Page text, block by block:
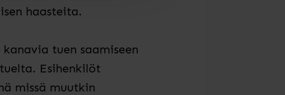
haasteita.
tuen saamiseen
Esihenkilöt
missä muutkin